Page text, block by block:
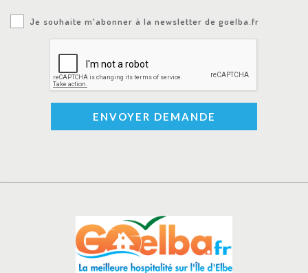
Je souhaite m'abonner à la newsletter de goelba.fr
ENVOYER DEMANDE